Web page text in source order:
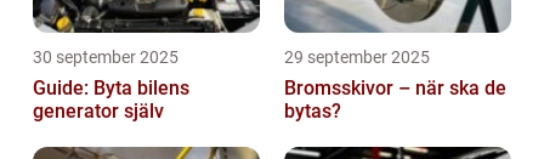
30 september 2025
Guide: Byta bilens
generator själv
29 september 2025
Bromsskivor – när ska de
bytas?